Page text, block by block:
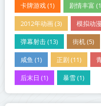
卡牌游戏 (1) 剧情丰富
2012年动画 (3) 模拟动
弹幕射击 (13) 街机 (5)
咸鱼 (1) 正剧 (11)
后末日 (1) 暴雪 (1)